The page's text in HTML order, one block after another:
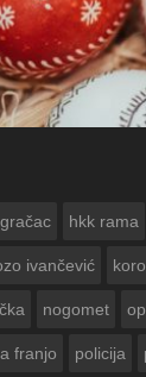
gračac hkk rama
ivančević
nogomet
franjo policija